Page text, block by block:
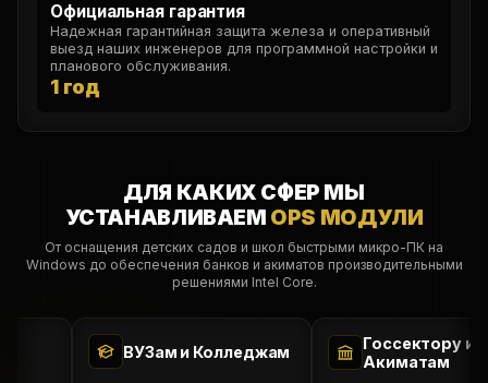
Официальная гарантия
Надежная гарантийная защита железа и оперативный
выезд наших инженеров для программной настройки и
планового обслуживания.
1 год
ДЛЯ КАКИХ СФЕР МЫ
УСТАНАВЛИВАЕМ OPS МОДУЛИ
От оснащения детских садов и школ быстрыми микро-ПК на
Windows до обеспечения банков и акиматов производительными
решениями Intel Core.
ВУЗам и Колледжам
Госсектору и
Акиматам